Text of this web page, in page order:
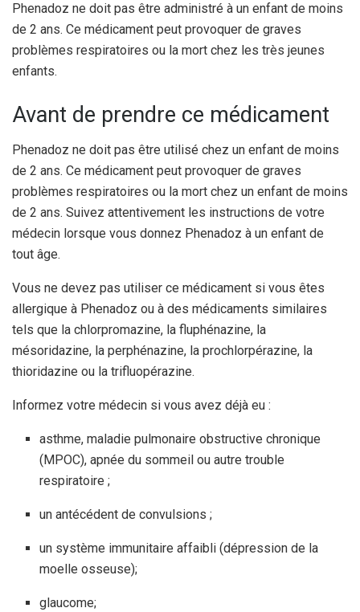
Phenadoz ne doit pas être administré à un enfant de moins
de 2 ans. Ce médicament peut provoquer de graves
problèmes respiratoires ou la mort chez les très jeunes
enfants.
Avant de prendre ce médicament
Phenadoz ne doit pas être utilisé chez un enfant de moins
de 2 ans. Ce médicament peut provoquer de graves
problèmes respiratoires ou la mort chez un enfant de moins
de 2 ans. Suivez attentivement les instructions de votre
médecin lorsque vous donnez Phenadoz à un enfant de
tout âge.
Vous ne devez pas utiliser ce médicament si vous êtes
allergique à Phenadoz ou à des médicaments similaires
tels que la chlorpromazine, la fluphénazine, la
mésoridazine, la perphénazine, la prochlorpérazine, la
thioridazine ou la trifluopérazine.
Informez votre médecin si vous avez déjà eu :
asthme, maladie pulmonaire obstructive chronique
(MPOC), apnée du sommeil ou autre trouble
respiratoire ;
un antécédent de convulsions ;
un système immunitaire affaibli (dépression de la
moelle osseuse);
glaucome;